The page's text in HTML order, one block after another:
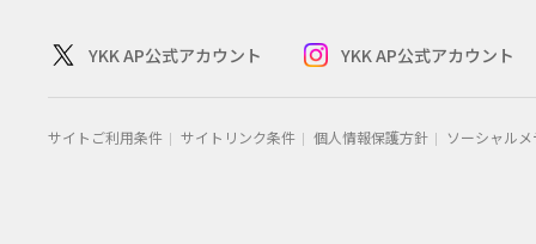
YKK AP公式アカウント YKK AP公式アカウント
サイトご利用条件 サイトリンク条件 個人情報保護方針 ソーシャル